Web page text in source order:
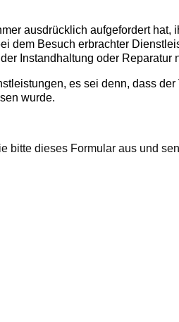
ausdrücklich aufgefordert
dem Besuch erbrachter
Instandhaltung oder
es sei denn, dass
wurde.
bitte dieses Formular aus und